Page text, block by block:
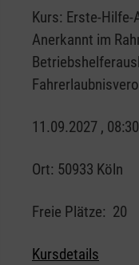
Kurs: Erste-Hilfe-
Anerkannt im
11.09.2027 ,
Ort: 50933 Köln
Freie Plätze: 20
Kursdetails